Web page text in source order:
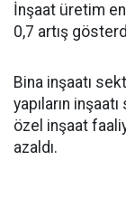
İnşaat üretim
0,7 artış
Bina inşaatı
yapıların
özel inşaat
azaldı.